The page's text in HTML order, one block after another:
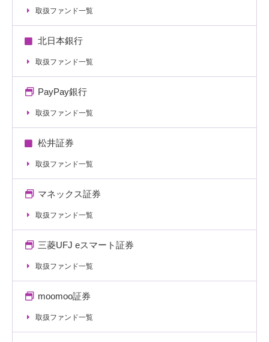
取扱ファンド一覧
北日本銀行
取扱ファンド一覧
PayPay銀行
取扱ファンド一覧
松井証券
取扱ファンド一覧
マネックス証券
取扱ファンド一覧
三菱UFJ eスマート証券
取扱ファンド一覧
moomoo証券
取扱ファンド一覧